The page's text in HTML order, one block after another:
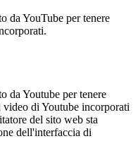
da YouTube per tenere
da Youtube per tenere
video di Youtube incorporati
del sito web sta
dell'interfaccia di